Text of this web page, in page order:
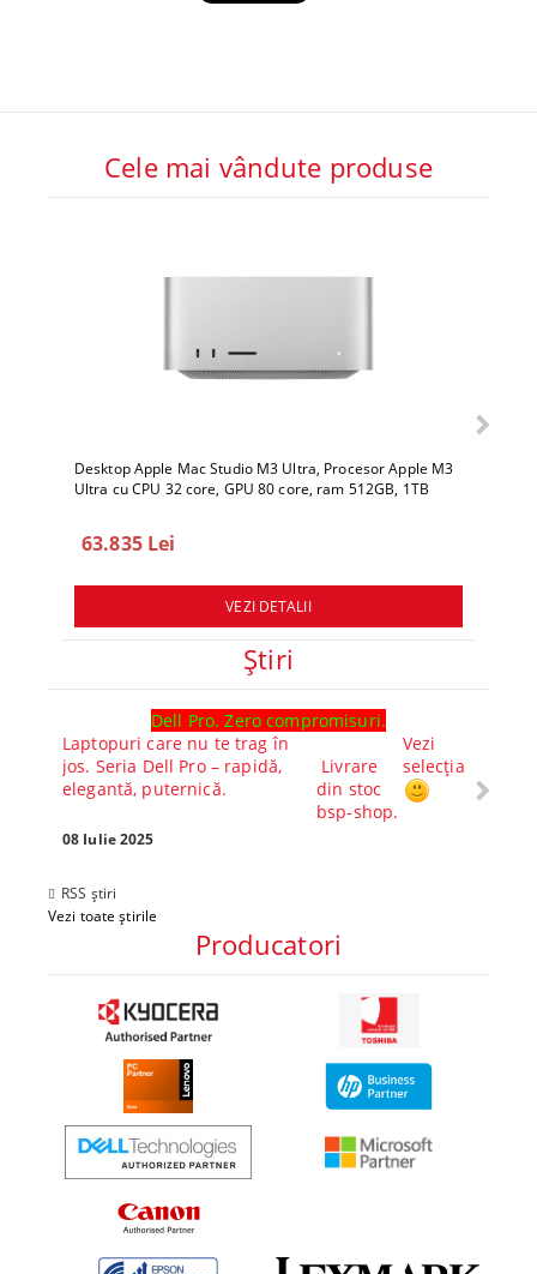
Cele mai vândute produse
Desktop Apple Mac Studio M3 Ultra, Procesor Apple M3
Ultra cu CPU 32 core, GPU 80 core, ram 512GB, 1TB
63.835 Lei
VEZI DETALII
Ştiri
Dell Pro. Zero compromisuri.
Laptopuri care nu te trag în
jos. Seria Dell Pro – rapidă,
elegantă, puternică.
Livrare
din stoc
bsp-shop.
Vezi
selecția
08 Iulie 2025
RSS știri
Vezi toate știrile
Producatori